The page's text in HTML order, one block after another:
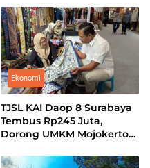
Ekonomi
TJSL KAI Daop 8 Surabaya
Tembus Rp245 Juta,
Dorong UMKM Mojokerto
Fashion Week 2026